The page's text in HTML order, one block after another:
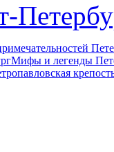
Мифы и легенды